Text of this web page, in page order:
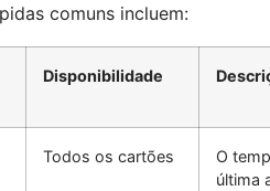
comuns incluem:
Disponibilidade
Todos os cartões
O
última